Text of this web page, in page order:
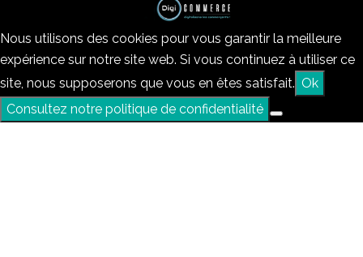
Nous utilisons des cookies pour vous garantir la meilleure
expérience sur notre site web. Si vous continuez à utiliser ce
site, nous supposerons que vous en êtes satisfait. Ok
Consultez notre politique de confidentialité